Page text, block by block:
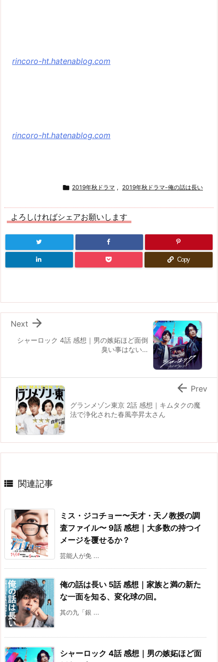
rincoro-ht.hatenablog.com
rincoro-ht.hatenablog.com
 2019年秋ドラマ , 2019年秋ドラマ-俺の話は長い
よろしければシェアお願いします
Copy
シャーロック 4話 感想｜男の嫉妬ほど面倒
臭い事はない…

Next
グランメゾン東京 2話 感想｜キムタクの魔
法で浄化された春風亭昇太さん
 Prev
 関連記事
ミス・ジコチョー〜天才・天ノ教授の調
査ファイル〜 9話 感想｜大多数の持つイ
メージを覆せるか？
芸能人が免 ...
俺の話は長い 5話 感想｜家族と満の新た
な一面を知る、変化球の回。
其の九「銀 ...
シャーロック 4話 感想｜男の嫉妬ほど面